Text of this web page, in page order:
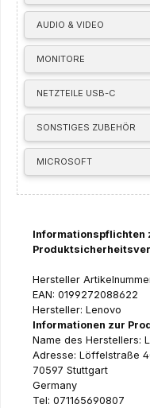
AUDIO & VIDEO
MONITORE
NETZTEILE USB-C
SONSTIGES ZUBEHÖR
MICROSOFT
Informationspflichten
Hersteller
EAN: 0199272088622
Hersteller: Lenovo
Informationen zur
Name des Herstellers:
Adresse: Löffelstraße
70597 Stuttgart
Germany
Tel: 071165690807